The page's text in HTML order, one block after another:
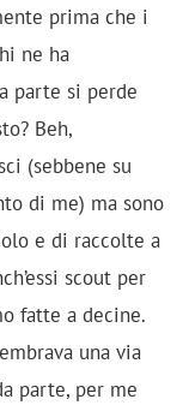
prima che i
ne ha
parte si perde
Beh,
(sebbene su
di me) ma sono
e di raccolte a
scout per
fatte a decine.
una via
parte, per me